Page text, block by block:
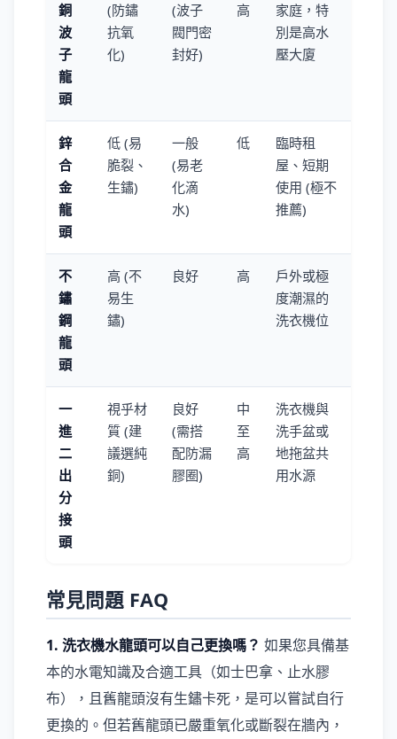
銅
波
子
龍
頭
(防鏽
抗氧
化)
(波子
閥門密
封好)
高
家庭，特
別是高水
壓大廈
鋅
合
金
龍
頭
低 (易
脆裂、
生鏽)
一般
(易老
化滴
水)
低
臨時租
屋、短期
使用 (極不
推薦)
不
鏽
鋼
龍
頭
高 (不
易生
鏽)
良好 高
戶外或極
度潮濕的
洗衣機位
一
進
二
出
分
接
頭
視乎材
質 (建
議選純
銅)
良好
(需搭
配防漏
膠圈)
中
至
高
洗衣機與
洗手盆或
地拖盆共
用水源
常見問題 FAQ
1. 洗衣機水龍頭可以自己更換嗎？ 如果您具備基
本的水電知識及合適工具（如士巴拿、止水膠
布），且舊龍頭沒有生鏽卡死，是可以嘗試自行
更換的。但若舊龍頭已嚴重氧化或斷裂在牆內，